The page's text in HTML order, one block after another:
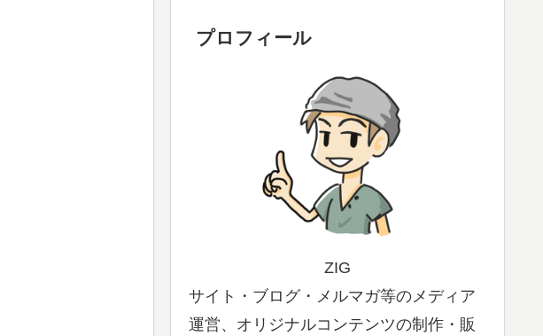
プロフィール
ZIG
サイト・ブログ・メルマガ等のメディア
運営、オリジナルコンテンツの制作・販